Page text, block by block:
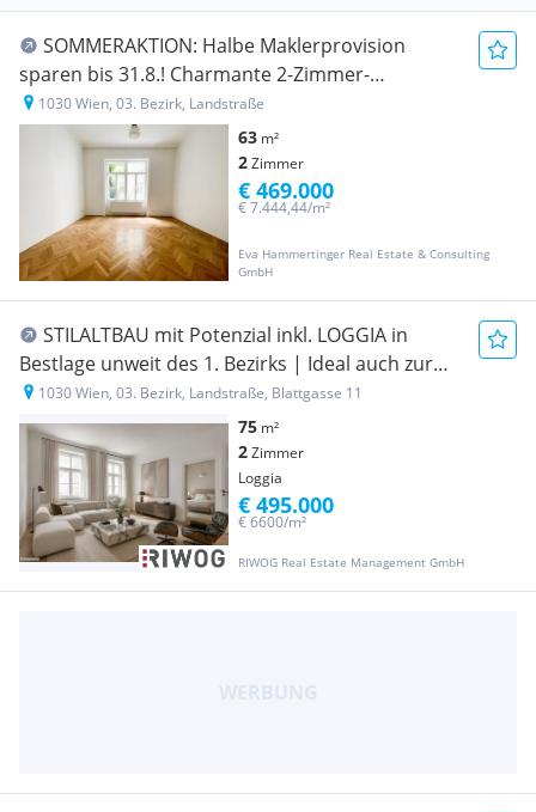
SOMMERAKTION: Halbe Maklerprovision
sparen bis 31.8.! Charmante 2-Zimmer-
Altbauwohnung Nähe Rochusmarkt mit neuer
Küche und Balkonoption
1030 Wien, 03. Bezirk, Landstraße
63 m²
2Zimmer
Eva Hammertinger Real Estate & Consulting
GmbH
€ 7.444,44/m²
€ 469.000
STILALTBAU mit Potenzial inkl. LOGGIA in
Bestlage unweit des 1. Bezirks | Ideal auch zur
WG-Nutzung | 3. Stock | Westausrichtung |
Repräsentatives Jahrhundertwendehaus
1030 Wien, 03. Bezirk, Landstraße, Blattgasse 11
75 m²
2Zimmer
Loggia
RIWOG Real Estate Management GmbH
€ 6600/m²
€ 495.000